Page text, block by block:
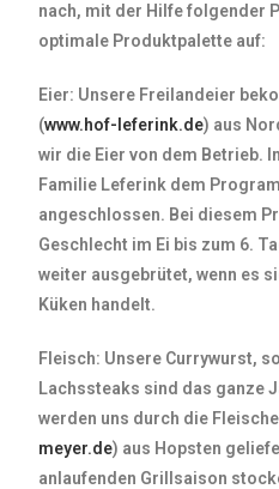
nach, mit der Hilfe folgender
optimale Produktpalette auf:
Eier: Unsere Freilandeier
(www.hof-leferink.de) aus
wir die Eier von dem Betrieb.
Familie Leferink dem
angeschlossen. Bei diesem
Geschlecht im Ei bis zum 6.
weiter ausgebrütet, wenn es
Küken handelt.
Fleisch: Unsere Currywurst,
Lachssteaks sind das ganze
werden uns durch die
meyer.de) aus Hopsten
anlaufenden Grillsaison